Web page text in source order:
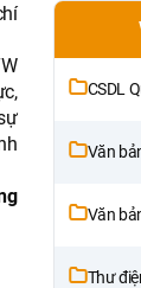
CSDL
Văn
Văn
Thư